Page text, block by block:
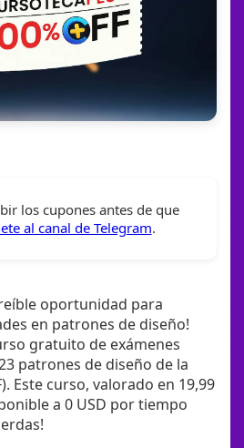
los cupones antes de que
al canal de Telegram.
oportunidad para
en patrones de diseño!
gratuito de exámenes
patrones de diseño de la
Este curso, valorado en 19,99
a 0 USD por tiempo